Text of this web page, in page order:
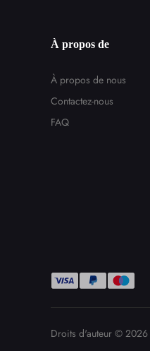
À propos de
À propos de nous
Contactez-nous
FAQ
Droits d'auteur © 2026